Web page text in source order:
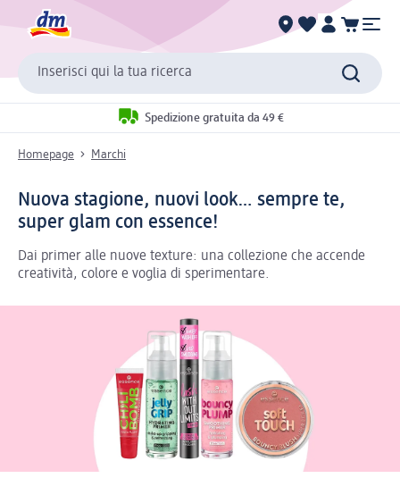
Inserisci qui la tua ricerca
Spedizione gratuita da 49 €
Homepage Marchi
Nuova stagione, nuovi look… sempre te,
super glam con essence!
Dai primer alle nuove texture: una collezione che accende
creatività, colore e voglia di sperimentare.